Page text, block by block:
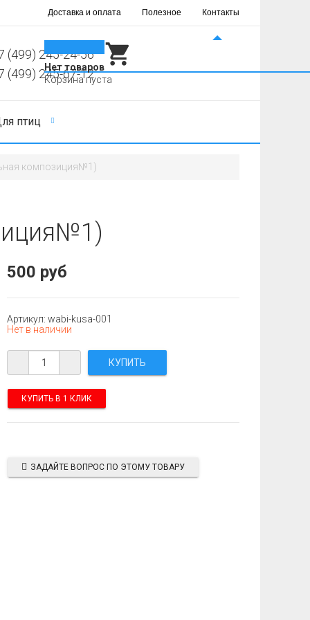
Доставка и оплата Полезное Контакты
(499) 245-24-56
(499) 245-67-12
Нет товаров
Корзина пуста
птиц
композиция№1)
500 руб
Артикул: wabi-kusa-001
Нет в наличии
КУПИТЬ В 1 КЛИК
ЗАДАЙТЕ ВОПРОС ПО ЭТОМУ ТОВАРУ